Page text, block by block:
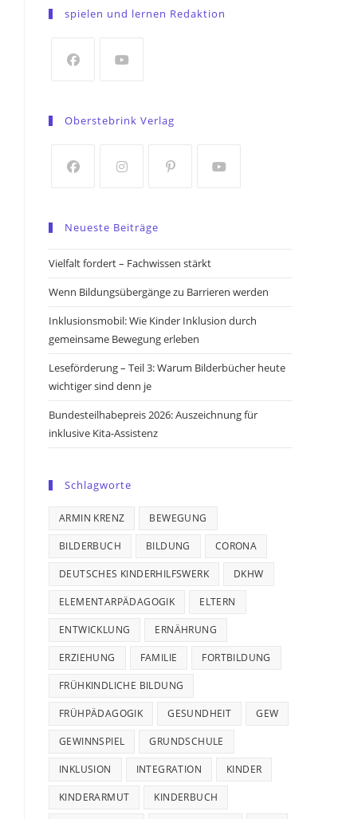
a
tab
spielen und lernen Redaktion
a
tab
Oberstebrink Verlag
a
new
new
a
new
new
Neueste Beiträge
Vielfalt fordert – Fachwissen stärkt
Wenn Bildungsübergänge zu Barrieren werden
Inklusionsmobil: Wie Kinder Inklusion durch
gemeinsame Bewegung erleben
Leseförderung – Teil 3: Warum Bilderbücher heute
wichtiger sind denn je
Bundesteilhabepreis 2026: Auszeichnung für
inklusive Kita-Assistenz
Schlagworte
ARMIN KRENZ BEWEGUNG
BILDERBUCH BILDUNG CORONA
DEUTSCHES KINDERHILFSWERK DKHW
ELEMENTARPÄDAGOGIK ELTERN
ENTWICKLUNG ERNÄHRUNG
ERZIEHUNG FAMILIE FORTBILDUNG
FRÜHKINDLICHE BILDUNG
FRÜHPÄDAGOGIK GESUNDHEIT GEW
GEWINNSPIEL GRUNDSCHULE
INKLUSION INTEGRATION KINDER
KINDERARMUT KINDERBUCH